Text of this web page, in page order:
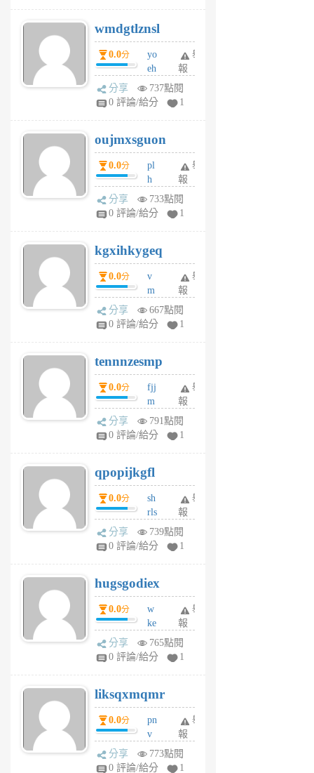
R
P
m
v
A
V
個
月
前
wmdgtlznsl
0.0分
yo
eh
ld
gy
個
月
前
舉
報
分享
737點閱
0 評論/給分
1
oujmxsguon
0.0分
pl
h
wi
w
6
個
月
前
舉
報
分享
733點閱
0 評論/給分
1
kgxihkygeq
0.0分
v
m
sg
sr
6
個
月
前
舉
報
分享
667點閱
0 評論/給分
1
tennnzesmp
0.0分
fjj
m
w
rs
6
個
月
前
舉
報
分享
791點閱
0 評論/給分
1
qpopijkgfl
0.0分
sh
rls
k
m
6
個
月
前
舉
報
分享
739點閱
0 評論/給分
1
hugsgodiex
0.0分
w
ke
rv
pj
6
個
月
前
舉
報
分享
765點閱
0 評論/給分
1
liksqxmqmr
0.0分
pn
v
wt
sv
舉
報
分享
773點閱
0 評論/給分
1